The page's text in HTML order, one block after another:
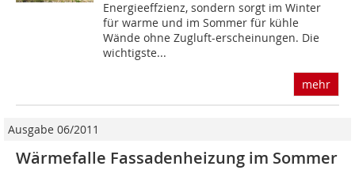
Energieeffzienz, sondern sorgt im Winter
für warme und im Sommer für kühle
Wände ohne Zugluft-erscheinungen. Die
wichtigste...
mehr
Ausgabe 06/2011
Wärmefalle Fassadenheizung im Sommer